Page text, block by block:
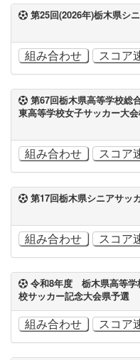
第25回(2026年)栃木県シ
組み合わせ スコア
第67回栃木県高等学校総
東高等学校女子サッカー大
組み合わせ スコア
第17回栃木県シニアサッ
組み合わせ スコア
令和8年度 栃木県高等学
校サッカー記念大会県予選
組み合わせ スコア